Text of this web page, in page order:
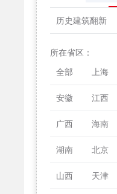
历史建筑翻新
所在省区：
全部
上海
安徽 江西
广西 海南
湖南 北京
山西 天津